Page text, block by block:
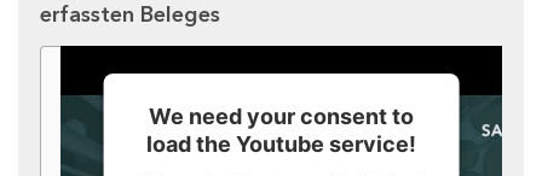
erfassten Beleges
We need your consent to
load the Youtube service!